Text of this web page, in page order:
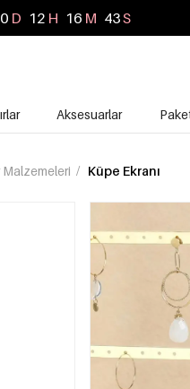
D 12 H 16 M 42S
Aksesuarlar
Malzemeleri / Küpe Ekranı